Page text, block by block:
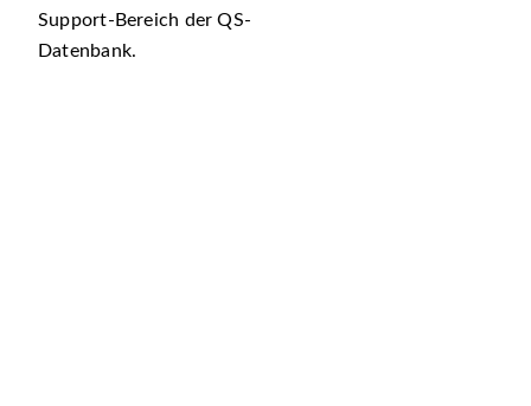
Support-Bereich der QS-
Datenbank.